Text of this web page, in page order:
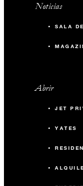
Noticias
SALA
Abrir
JET
YATES